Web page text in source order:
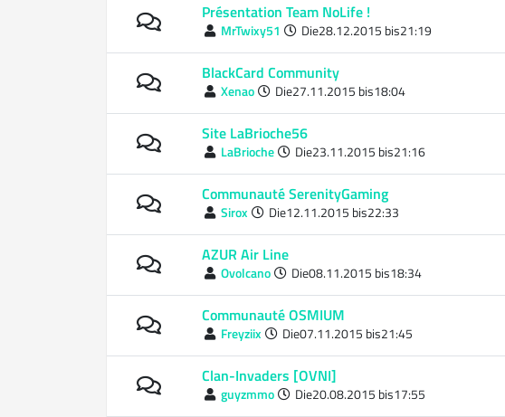
Présentation Team NoLife !
MrTwixy51 Die28.12.2015 bis21:19
BlackCard Community
Xenao Die27.11.2015 bis18:04
Site LaBrioche56
LaBrioche Die23.11.2015 bis21:16
Communauté SerenityGaming
Sirox Die12.11.2015 bis22:33
AZUR Air Line
Ovolcano Die08.11.2015 bis18:34
Communauté OSMIUM
Freyziix Die07.11.2015 bis21:45
Clan-Invaders [OVNI]
guyzmmo Die20.08.2015 bis17:55